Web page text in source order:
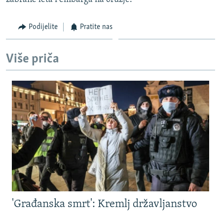
Podijelite Pratite nas
Više priča
'Građanska smrt': Kremlj državljanstvo